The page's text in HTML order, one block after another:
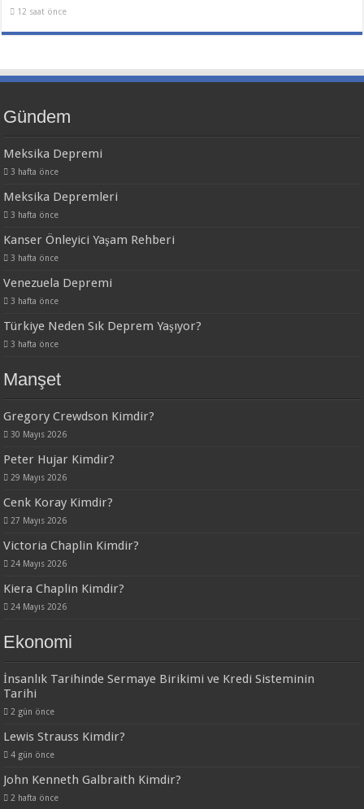
12 saat önce
Gündem
Meksika Depremi
3 hafta önce
Meksika Depremleri
3 hafta önce
Kanser Önleyici Yaşam Rehberi
3 hafta önce
Venezuela Depremi
3 hafta önce
Türkiye Neden Sık Deprem Yaşıyor?
3 hafta önce
Manşet
Gregory Crewdson Kimdir?
30 Mayıs 2026
Peter Hujar Kimdir?
29 Mayıs 2026
Cenk Koray Kimdir?
27 Mayıs 2026
Victoria Chaplin Kimdir?
24 Mayıs 2026
Kiera Chaplin Kimdir?
24 Mayıs 2026
Ekonomi
İnsanlık Tarihinde Sermaye Birikimi ve Kredi Sisteminin
Tarihi
2 gün önce
Lewis Strauss Kimdir?
4 gün önce
John Kenneth Galbraith Kimdir?
2 hafta önce